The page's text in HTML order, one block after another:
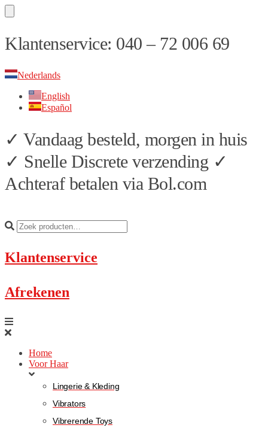
Skip
to
Skip
to
Klantenservice: 040 – 72 006 69
Nederlands
English
Español
✓ Vandaag besteld, morgen in huis
✓ Snelle Discrete verzending ✓
Achteraf betalen via Bol.com
Klantenservice
Afrekenen
Home
Voor Haar
Lingerie & Kleding
Vibrators
Vibrerende Toys